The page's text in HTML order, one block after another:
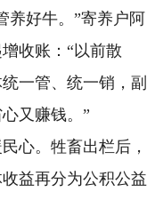
好牛。”寄养户阿
收账：“以前散
一管、统一销，副
又赚钱。”
。牲畜出栏后，
益再分为公积公益